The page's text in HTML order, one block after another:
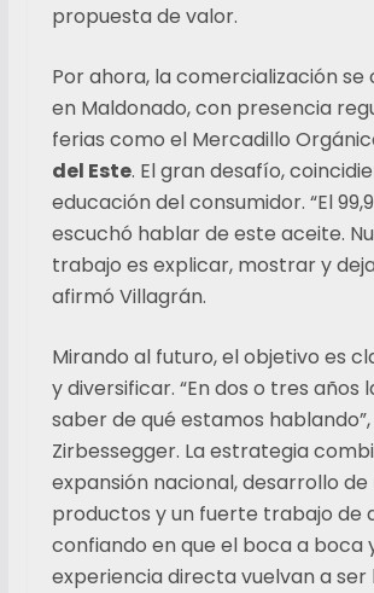
propuesta de valor.
Por ahora, la comercialización
en Maldonado, con presencia
ferias como el Mercadillo
del Este. El gran desafío,
educación del consumidor. “El
escuchó hablar de este aceite.
trabajo es explicar, mostrar y
afirmó Villagrán.
Mirando al futuro, el objetivo es
y diversificar. “En dos o tres años
saber de qué estamos
Zirbessegger. La estrategia
expansión nacional, desarrollo de
productos y un fuerte trabajo de
confiando en que el boca a boca
experiencia directa vuelvan a ser